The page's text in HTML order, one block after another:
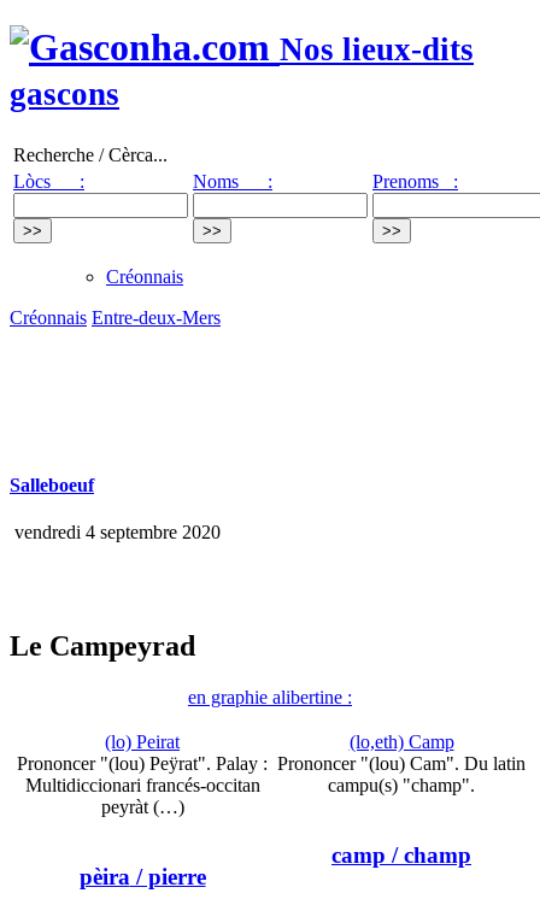
Nos lieux-dits
gascons
Recherche / Cèrca...
Lòcs :
Noms : Prenoms :
Créonnais
Créonnais Entre-deux-Mers
Salleboeuf
vendredi 4 septembre 2020
Le Campeyrad
en graphie alibertine :
(lo) Peirat
Prononcer "(lou) Peÿrat". Palay :
Multidiccionari francés-occitan
peyràt (…)
pèira / pierre
(lo,eth) Camp
Prononcer "(lou) Cam". Du latin
campu(s) "champ".
camp / champ